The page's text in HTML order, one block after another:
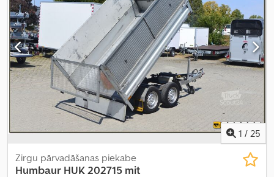
1 / 25
Zirgu pārvadāšanas piekabe
Humbaur HUK 202715 mit